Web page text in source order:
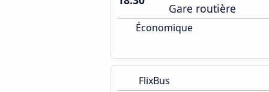
Gare routière
Économique
FlixBus